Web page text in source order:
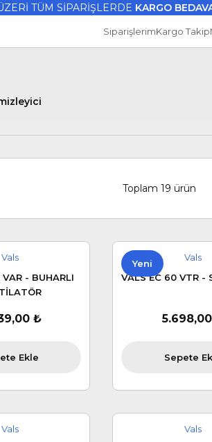
TÜM SİPARİŞLERDE KARGO
SiparişlerimKargo Takip
Toplam 19 ürün
Vals
VAR - BUHARLI
₺
Ekle
Yeni
Vals
VALS EC 60 VTR -
Sepete
Vals
Vals